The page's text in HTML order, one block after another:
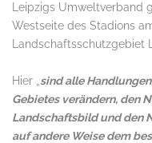
Leipzigs Umweltverband
Westseite des Stadions
Landschaftsschutzgebiet
Hier „ sind alle
Gebietes verändern, den
Landschaftsbild und den
auf andere Weise dem